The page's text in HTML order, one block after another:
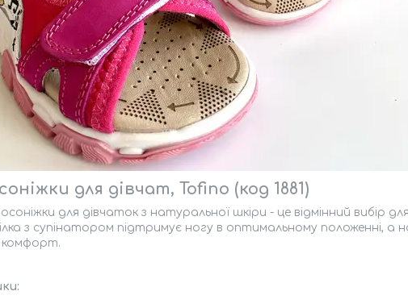
для дівчат, Tofino (код 1881)
для дівчаток з натуральної шкіри - це відмінний вибір
з супінатором підтримує ногу в оптимальному положенні, а
комфорт.